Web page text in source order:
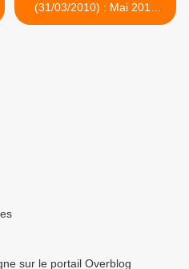
(31/03/2010) : Mai 2018
(Fiction?), par Henri
sur le portail Overblog